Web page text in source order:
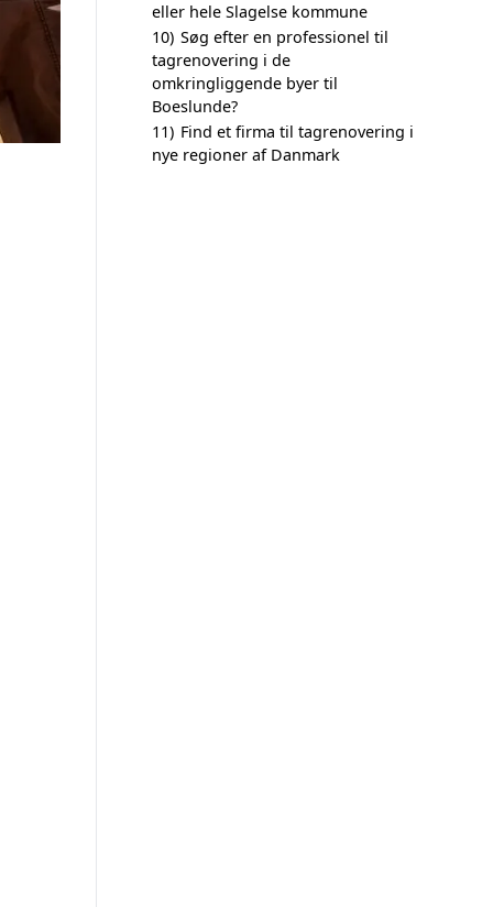
eller hele Slagelse kommune
10) Søg efter en professionel til
tagrenovering i de
omkringliggende byer til
Boeslunde?
11) Find et firma til tagrenovering i
nye regioner af Danmark